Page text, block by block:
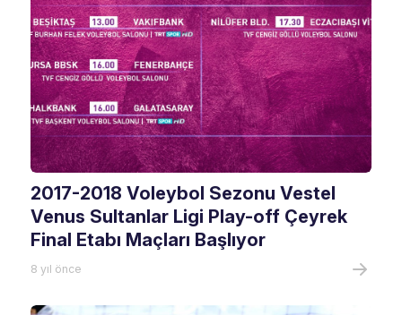
2017-2018 Voleybol Sezonu Vestel
Venus Sultanlar Ligi Play-off Çeyrek
Final Etabı Maçları Başlıyor
8 yıl önce